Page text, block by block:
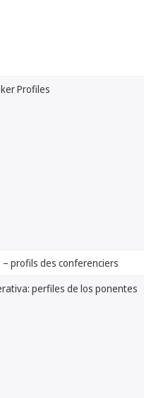
Profiles
– profils des conferenciers
perfiles de los ponentes